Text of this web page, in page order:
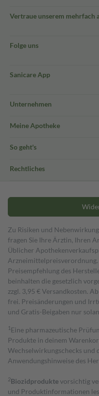
Vertraue unserem mehrfach
Folge uns
Sanicare App
Unternehmen
Meine Apotheke
So geht's
Rechtliches
Zu Risiken und
fragen Sie Ihre Ärztin, Ihren
Üblicher
Preisempfehlung des
beinhalten die gesetzlich
zzgl. 3,95 € Versandkosten.
frei. Preisänderungen und
und Gratis-Beigaben nur
1 Eine pharmazeutische
Produkte in deinem
Wechselwirkungschecks und
Anwendungshinweise des
2Biozidproduktevorsichtig
und Produktinformationen